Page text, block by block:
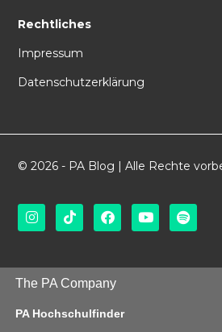
Rechtliches
Impressum
Datenschutzerklärung
© 2026 - PA Blog | Alle Rechte
The PA Company
PA Hochschulfinder